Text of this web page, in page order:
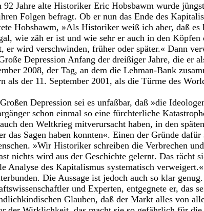
92 Jahre alte Historiker Eric Hobsbawm wurde
Folgen befragt. Ob er nun das Ende des
Hobsbawm, »Als Historiker weiß ich aber, daß es
wie zäh er ist und wie sehr er auch in den Köpfen
er wird verschwinden, früher oder später.« Dann
Depression Anfang der dreißiger Jahre, die er
2008, der Tag, an dem die Lehman-Bank
als der 11. September 2001, als die Türme des
Depression sei es unfaßbar, daß »die
schon einmal so eine fürchterliche
den Weltkrieg mitverursacht haben, in den
das Sagen haben konnten«. Einen der Gründe
»Wir Historiker schreiben die Verbrechen
nichts wird aus der Geschichte gelernt. Das rächt
Analyse des Kapitalismus systematisch
Die Aussage ist jedoch auch so klar
und Experten, entgegnete er, das
Glauben, daß der Markt alles von